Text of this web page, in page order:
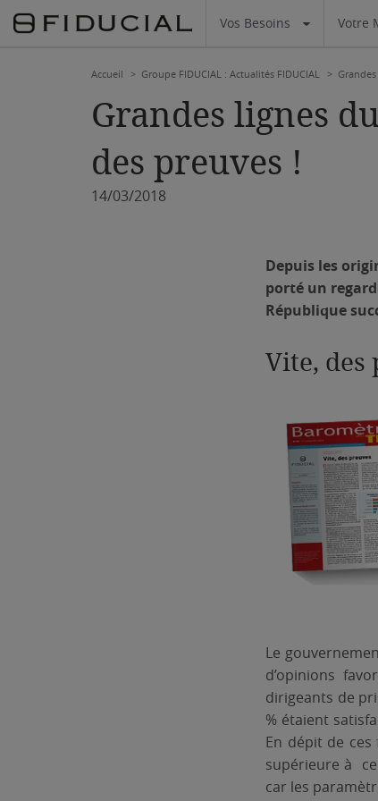
Vos Besoins Votre
Accueil Groupe FIDUCIAL : Actualités FIDUCIAL
Grandes lignes
des preuves !
14/03/2018
Depuis les
porté un
République
Vite, des
Le
d’opinions
dirigeants de
% étaient
En dépit de
supérieure à
car les